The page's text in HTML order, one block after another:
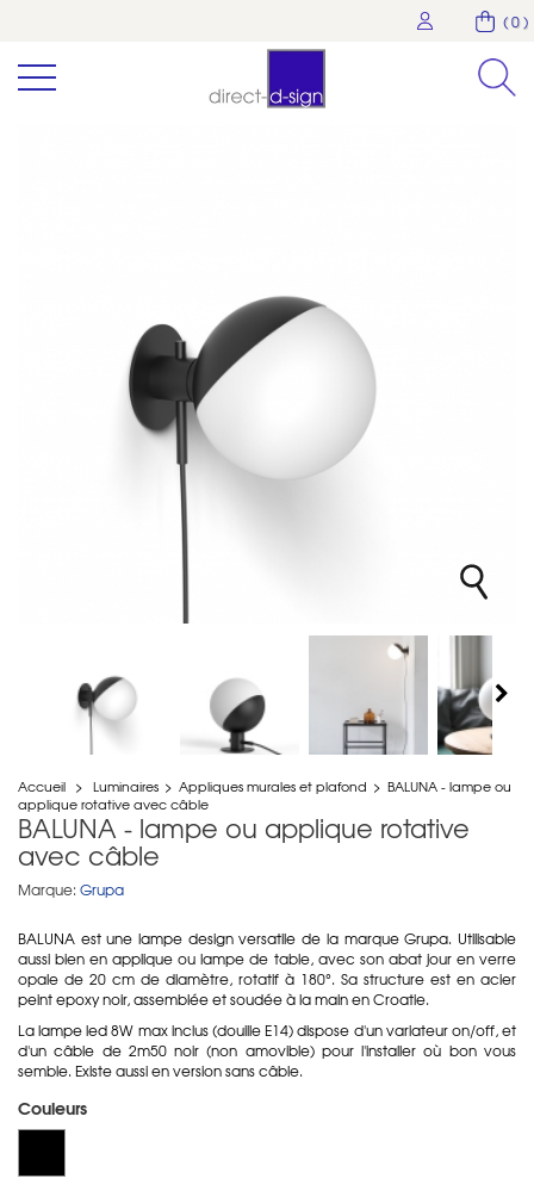
( 0 )
Accueil > Luminaires > Appliques murales et plafond > BALUNA - lampe ou
applique rotative avec câble
BALUNA - lampe ou applique rotative
avec câble
Marque: Grupa
BALUNA est une lampe design versatile de la marque Grupa. Utilisable
aussi bien en applique ou lampe de table, avec son abat jour en verre
opale de 20 cm de diamètre, rotatif à 180°. Sa structure est en acier
peint epoxy noir, assemblée et soudée à la main en Croatie.
La lampe led 8W max inclus (douille E14) dispose d'un variateur on/off, et
d'un câble de 2m50 noir (non amovible) pour l'installer où bon vous
semble. Existe aussi en version sans câble.
Couleurs